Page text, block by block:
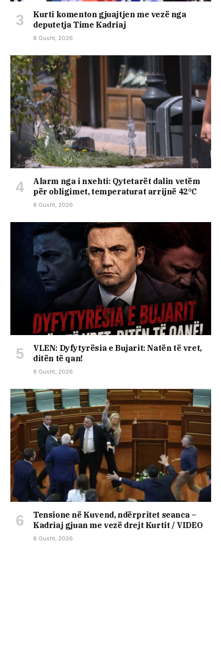
Kurti komenton gjuajtjen me vezë nga
deputetja Time Kadriaj
8 Gusht, 2026
Alarm nga i nxehti: Qytetarët dalin vetëm
për obligimet, temperaturat arrijnë 42°C
8 Gusht, 2026
VLEN: Dyfytyrësia e Bujarit: Natën të vret,
ditën të qan!
8 Gusht, 2026
Tensione në Kuvend, ndërpritet seanca –
Kadriaj gjuan me vezë drejt Kurtit / VIDEO
8 Gusht, 2026